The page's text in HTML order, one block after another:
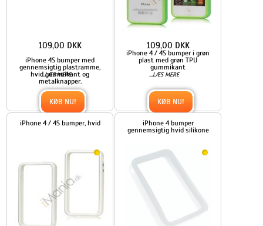
iPhone 4S bumper med
gennemsigtig plastramme,
hvid gummikant og
metalknapper.
...LÆS MERE
109,00 DKK
KØB NU!
iPhone 4 / 4S bumper i grøn
plast med grøn TPU
gummikant
...LÆS MERE
109,00 DKK
KØB NU!
iPhone 4 / 4S bumper, hvid
iPhone 4 bumper
gennemsigtig hvid silikone